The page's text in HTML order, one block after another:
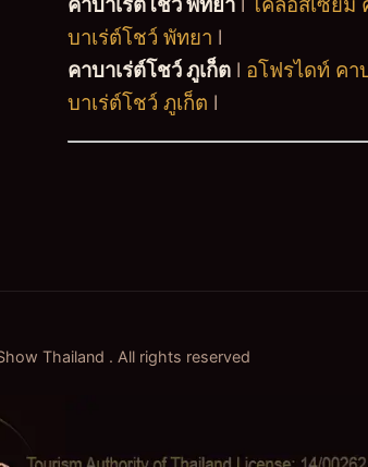
คาบาเร่ต์โชว์ พัทยา l โคลอสเซียม
บาเร่ต์โชว์ พัทยา l
คาบาเร่ต์โชว์ ภูเก็ต l อโฟรไดท์ คา
บาเร่ต์โชว์ ภูเก็ต l
Thailand . All rights reserved